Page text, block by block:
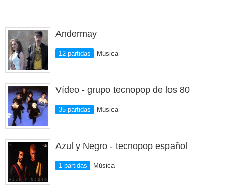
Andermay
12 partidas Música
Vídeo - grupo tecnopop de los 80
35 partidas Música
Azul y Negro - tecnopop español
1 partidas Música